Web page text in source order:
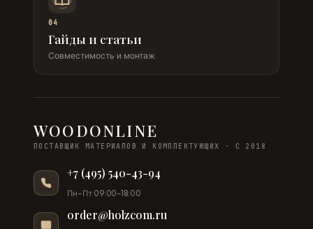
04
Гайды и статьи
Совместимость и монтаж
WOODONLINE
ПОСТАВЩИК МАТЕРИАЛОВ И КОМПЛЕКТУЮЩИХ · С 2018
+7 (495) 540-43-94
Пн–Пт 09:00–18:00
order@holzcom.ru